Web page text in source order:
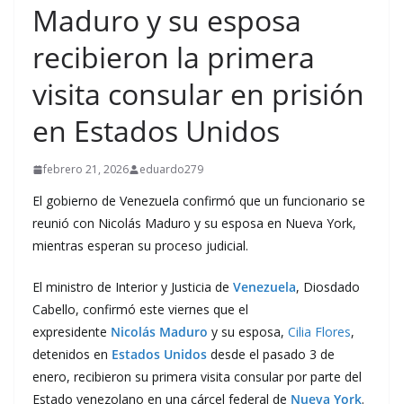
Maduro y su esposa
recibieron la primera
visita consular en prisión
en Estados Unidos
febrero 21, 2026 eduardo279
El gobierno de Venezuela confirmó que un funcionario se
reunió con Nicolás Maduro y su esposa en Nueva York,
mientras esperan su proceso judicial.
El ministro de Interior y Justicia de Venezuela, Diosdado
Cabello, confirmó este viernes que el
expresidente Nicolás Maduro y su esposa, Cilia Flores,
detenidos en Estados Unidos desde el pasado 3 de
enero, recibieron su primera visita consular por parte del
Estado venezolano en una cárcel federal de Nueva York.